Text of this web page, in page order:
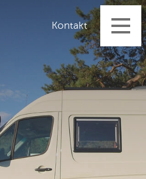
Kontakt
CS-Reisemobile
Cosmo
Duo & Duo Independent
Luxor & Encanto
Independent